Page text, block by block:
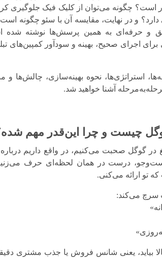
است؟ چگونه می‌توان از کلیک فیک جلوگیری
و در نهایت، مقایسه آن با سئو چگونه
و حرفه‌ای به همین پرسش‌ها نوشته شده
اجرای صحیح، بهینه و سودآور کمپین‌های
استراتژی‌ها، نحوه بهینه‌سازی، چالش‌ها و
آشنا خواهید شد.
چیست و چرا این‌قدر مهم
در گوگل صحبت می‌کنیم، در واقع داریم درباره
جست‌وجو، درست در همان لحظه‌ای حرف
تو ارائه می‌کنی.
بیاید، یعنی شانس فروش یا جذب مشتری